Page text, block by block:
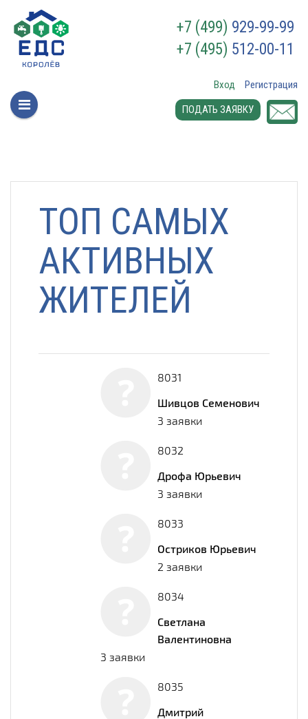
+7 (499) 929-99-99
+7 (495) 512-00-11
Вход
Регистрация
ПОДАТЬ ЗАЯВКУ
ТОП САМЫХ
АКТИВНЫХ
ЖИТЕЛЕЙ
8031
Шивцов Семенович
3 заявки
8032
Дрофа Юрьевич
3 заявки
8033
Остриков Юрьевич
2 заявки
8034
Светлана
Валентиновна
3 заявки
8035
Дмитрий